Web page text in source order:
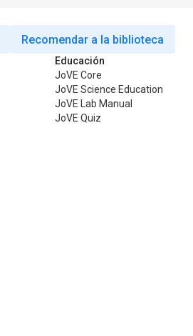
Recomendar a la biblioteca
Educación
JoVE Core
JoVE Science Education
JoVE Lab Manual
JoVE Quiz